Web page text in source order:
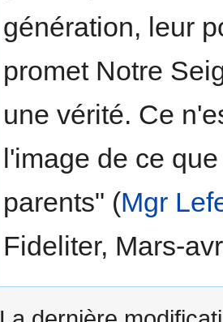
génération, leur
promet Notre
une vérité. Ce
l'image de ce
parents" (Mgr
Fideliter, Mars-